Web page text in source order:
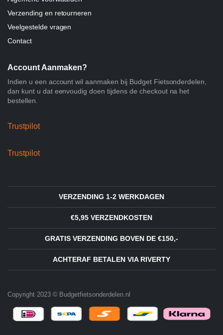
Verzending en retourneren
Veelgestelde vragen
Contact
Account Aanmaken?
Indien u een account wil aanmaken bij Budget Fietsonderdelen,
dan kunt u dat eenvoudig doen tijdens de checkout na het
bestellen.
Trustpilot
Trustpilot
VERZENDING 1-2 WERKDAGEN
€5,95 VERZENDKOSTEN
GRATIS VERZENDING BOVEN DE €150,-
ACHTERAF BETALEN VIA RIVERTY
Copyright 2023 © Budgetfietsonderdelen.nl